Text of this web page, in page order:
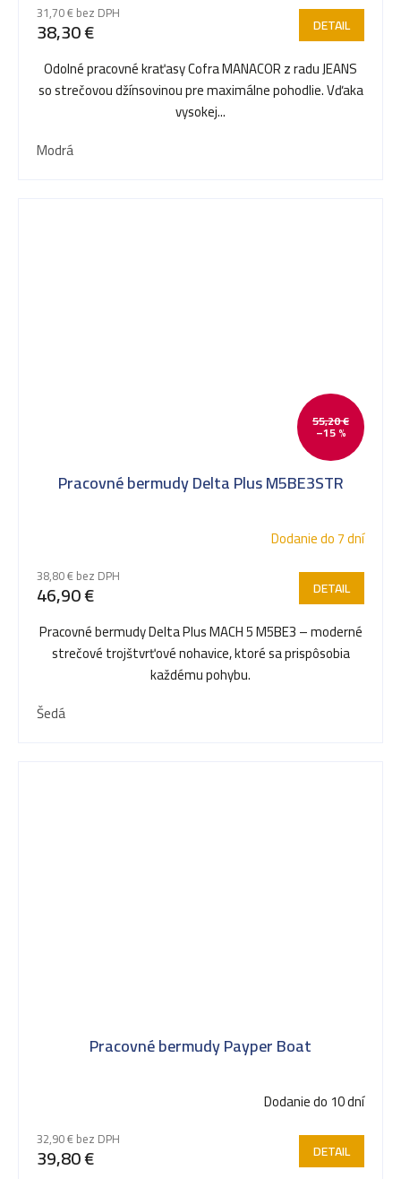
31,70 € bez DPH
38,30 € DETAIL
Odolné pracovné kraťasy Cofra MANACOR z radu JEANS
so strečovou džínsovinou pre maximálne pohodlie. Vďaka
vysokej...
Modrá
55,20 €
–15 %
Pracovné bermudy Delta Plus M5BE3STR
Dodanie do 7 dní
38,80 € bez DPH
46,90 € DETAIL
Pracovné bermudy Delta Plus MACH 5 M5BE3 – moderné
strečové trojštvrťové nohavice, ktoré sa prispôsobia
každému pohybu.
Šedá
Pracovné bermudy Payper Boat
Dodanie do 10 dní
32,90 € bez DPH
39,80 € DETAIL